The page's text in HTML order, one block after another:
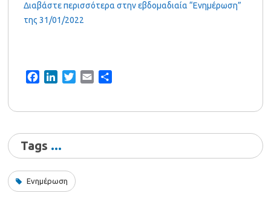
Διαβάστε περισσότερα στην εβδομαδιαία “Ενημέρωση”
της 31/01/2022
FacebookLinkedInTwitterEmail
Tags
Ενημέρωση